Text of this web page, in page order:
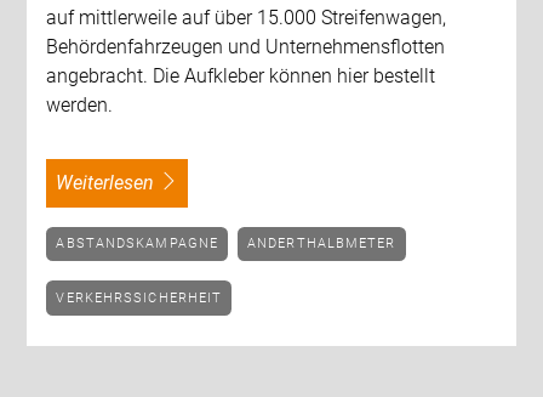
auf mittlerweile auf über 15.000 Streifenwagen,
Behördenfahrzeugen und Unternehmensflotten
angebracht. Die Aufkleber können hier bestellt
werden.
weiterlesen
ABSTANDSKAMPAGNE ANDERTHALBMETER
VERKEHRSSICHERHEIT